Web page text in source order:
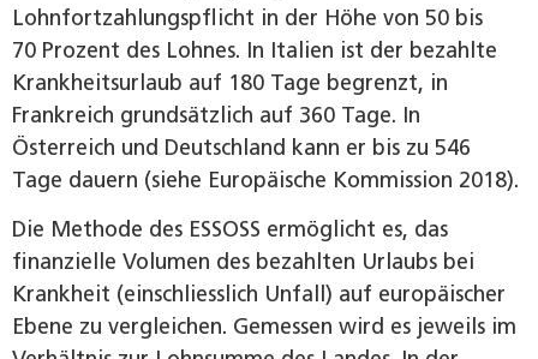
Lohnfortzahlungspflicht in der Höhe von 50 bis
70 Prozent des Lohnes. In Italien ist der bezahlte
Krankheitsurlaub auf 180 Tage begrenzt, in
Frankreich grundsätzlich auf 360 Tage. In
Österreich und Deutschland kann er bis zu 546
Tage dauern (siehe Europäische Kommission 2018).
Die Methode des ESSOSS ermöglicht es, das
finanzielle Volumen des bezahlten Urlaubs bei
Krankheit (einschliesslich Unfall) auf europäischer
Ebene zu vergleichen. Gemessen wird es jeweils im